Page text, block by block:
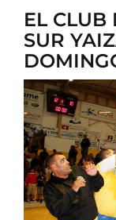
EL CLUB
SUR